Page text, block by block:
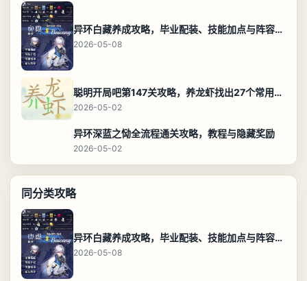
异环白藏养成攻略，毕业配装、技能加点与阵容搭配保姆级解析
2026-05-08
聪明开局吧第147关攻略，养龙虾找出27个常用字通关答案
2026-05-02
异环深蓝之恸全流程通关攻略，教程与隐藏奖励
2026-05-02
同分类攻略
异环白藏养成攻略，毕业配装、技能加点与阵容搭配保姆级解析
2026-05-08